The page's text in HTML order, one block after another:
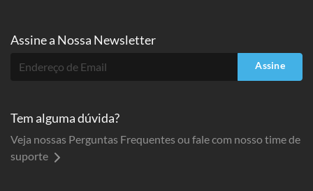
Assine a Nossa Newsletter
Assine
Tem alguma dúvida?
Veja nossas Perguntas Frequentes ou fale com nosso time de
suporte